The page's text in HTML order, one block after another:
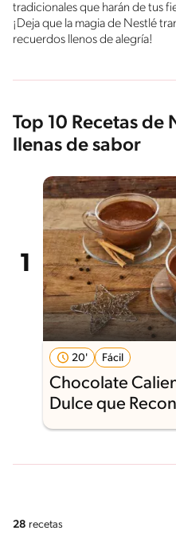
tradicionales que harán de tus
¡Deja que la magia de Nestlé
recuerdos llenos de alegría!
Top 10 Recetas de
llenas de sabor
20' Fácil
Chocolate
Dulce que
28 recetas